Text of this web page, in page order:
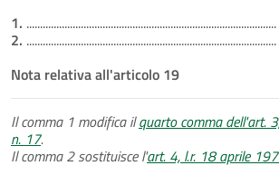
1. ............................................................................................
2. ............................................................................................
Nota relativa all'articolo 19
Il comma 1 modifica ilquarto comma dell'art.
n. 17.
Il comma 2 sostituisce l'art. 4, l.r. 18 aprile